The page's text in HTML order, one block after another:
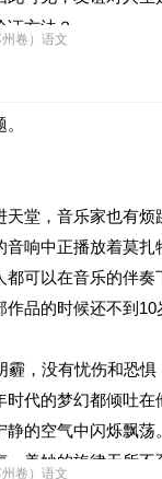
证方法？
卷）语文
堂，音乐家也有烦
响中正播放着莫
可以在音乐的伴奏
品的时候还不到10
，没有忧伤和恐惧
代的梦幻都倾吐
的空气中闪烁飘
美妙的旋律无所
卷）语文